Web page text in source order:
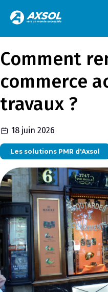
Comment
commerce
travaux ?
18 juin 2026
Les solutions PMR d'Axsol